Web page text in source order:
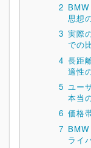
2
思想
3 実際
での
4 長距
適性
5 ユー
本当
6 価格
7
ライ